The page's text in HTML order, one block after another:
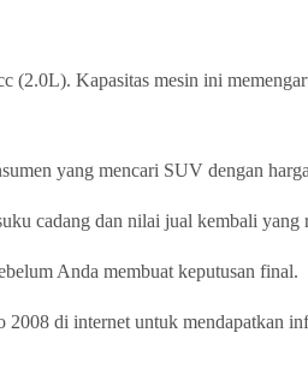
(2.0L). Kapasitas mesin ini
yang mencari SUV dengan
cadang dan nilai jual kembali
Anda membuat keputusan final.
di internet untuk mendapatkan